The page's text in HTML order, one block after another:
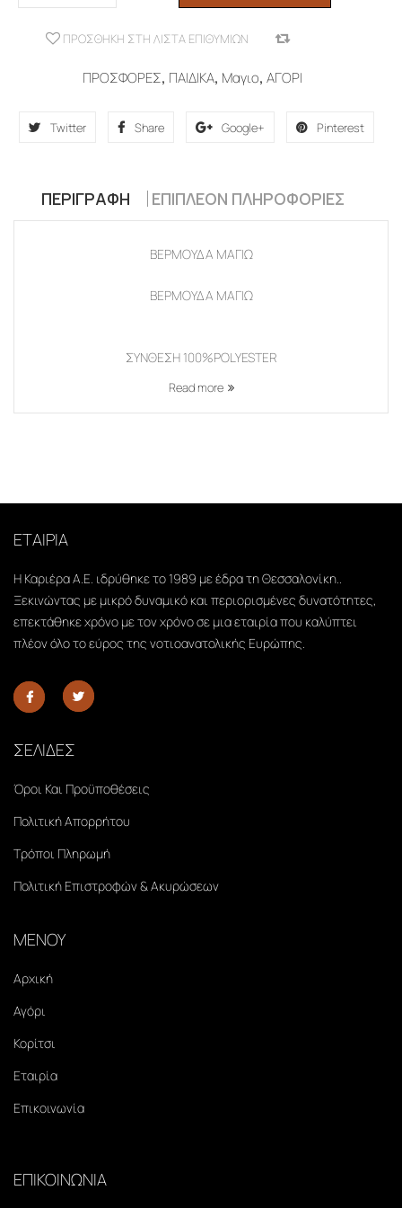
ΠΡΟΣΘΉΚΗ ΣΤΗ ΛΊΣΤΑ ΕΠΙΘΥΜΙΏΝ
ΠΡΟΣΦΟΡΕΣ, ΠΑΙΔΙΚΑ, Μαγιο, ΑΓΟΡΙ
Twitter Share Google+ Pinterest
ΠΕΡΙΓΡΑΦΉ ΕΠΙΠΛΈΟΝ ΠΛΗΡΟΦΟΡΊΕΣ
ΒΕΡΜΟΥΔΑ ΜΑΓΙΩ
ΒΕΡΜΟΥΔΑ ΜΑΓΙΩ
ΣΥΝΘΕΣΗ 100%POLYESTER
Read more
ΕΤΑΙΡΙΑ
Η Καριέρα Α.Ε. ιδρύθηκε το 1989 με έδρα τη Θεσσαλονίκη..
Ξεκινώντας με μικρό δυναμικό και περιορισμένες δυνατότητες,
επεκτάθηκε χρόνο με τον χρόνο σε μια εταιρία που καλύπτει
πλέον όλο το εύρος της νοτιοανατολικής Ευρώπης.
ΣΕΛΙΔΕΣ
Όροι Και Προϋποθέσεις
Πολιτική Απορρήτου
Τρόποι Πληρωμή
Πολιτική Επιστροφών & Ακυρώσεων
ΜΕΝΟΥ
Αρχική
Αγόρι
Κορίτσι
Εταιρία
Επικοινωνία
ΕΠΙΚΟΙΝΩΝΙΑ